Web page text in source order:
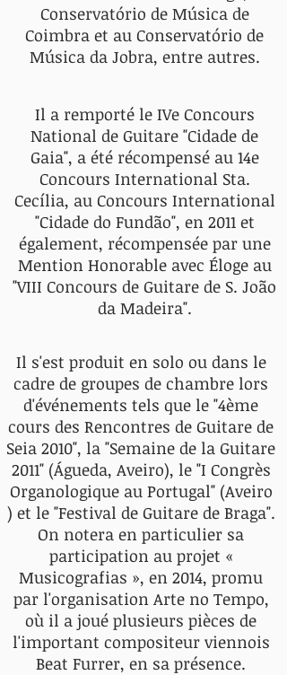
Conservatório de Música de
Coimbra et au Conservatório de
Música da Jobra, entre autres.
Il a remporté le IVe Concours
National de Guitare "Cidade de
Gaia", a été récompensé au 14e
Concours International Sta.
Cecília, au Concours International
"Cidade do Fundão", en 2011 et
également, récompensée par une
Mention Honorable avec Éloge au
"VIII Concours de Guitare de S. João
da Madeira".
Il s'est produit en solo ou dans le
cadre de groupes de chambre lors
d'événements tels que le "4ème
cours des Rencontres de Guitare de
Seia 2010", la "Semaine de la Guitare
2011" (Águeda, Aveiro), le "I Congrès
Organologique au Portugal" (Aveiro
) et le "Festival de Guitare de Braga".
On notera en particulier sa
participation au projet «
Musicografias », en 2014, promu
par l'organisation Arte no Tempo,
où il a joué plusieurs pièces de
l'important compositeur viennois
Beat Furrer, en sa présence.